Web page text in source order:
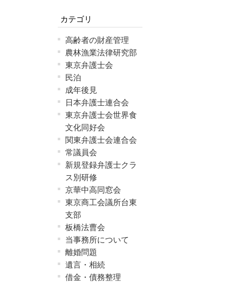
カテゴリ
高齢者の財産管理
農林漁業法律研究部
東京弁護士会
民泊
成年後見
日本弁護士連合会
東京弁護士会世界食
文化同好会
関東弁護士会連合会
常議員会
新規登録弁護士クラ
ス別研修
京華中高同窓会
東京商工会議所台東
支部
板橋法曹会
当事務所について
離婚問題
遺言・相続
借金・債務整理